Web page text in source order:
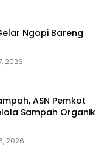
Ngopi Bareng
2026
ASN Pemkot
Sampah Organik
2026